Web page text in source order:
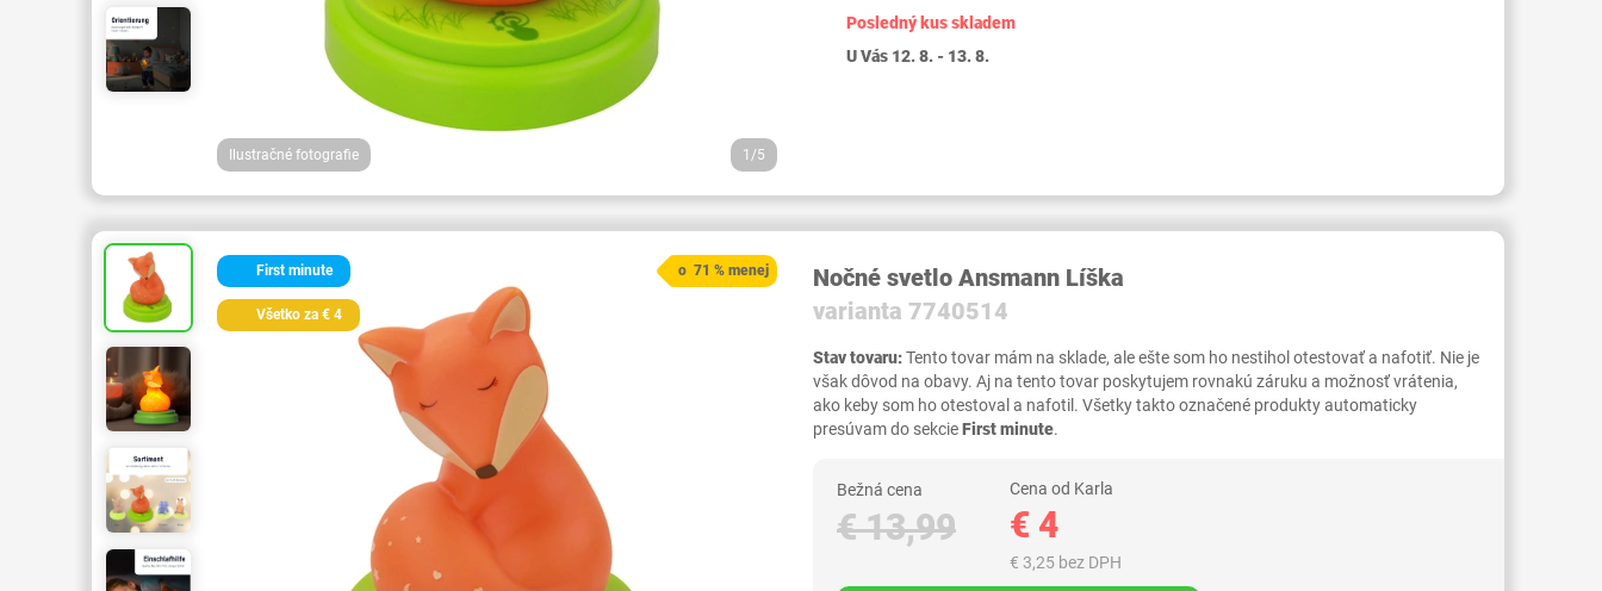
Ilustračné fotografie 1/5
Posledný kus skladem
U Vás 12. 8. - 13. 8.
First minute
Všetko za € 4
o 71 % menej
Nočné svetlo Ansmann Líška
varianta 7740514
Stav tovaru:Tento tovar mám na sklade, ale ešte som ho nestihol otestovať a nafotiť. Nie je
však dôvod na obavy. Aj na tento tovar poskytujem rovnakú záruku a možnosť vrátenia,
ako keby som ho otestoval a nafotil. Všetky takto označené produkty automaticky
presúvam do sekcieFirst minute.
Bežná cena
€ 13,99
Cena od Karla
€ 4
€ 3,25 bez DPH